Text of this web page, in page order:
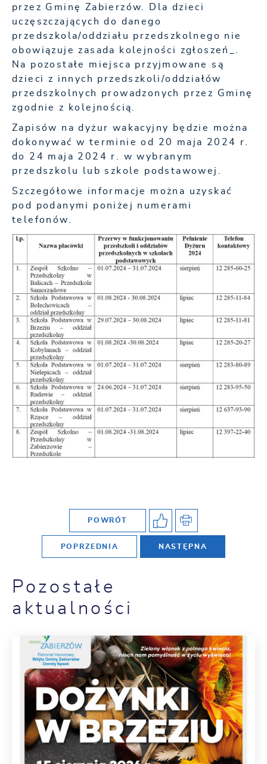
przez Gminę Zabierzów. Dla dzieci
uczęszczających do danego
przedszkola/oddziału przedszkolnego nie
obowiązuje zasada kolejności zgłoszeń_.
Na pozostałe miejsca przyjmowane są
dzieci z innych przedszkoli/oddziałów
przedszkolnych prowadzonych przez Gminę
zgodnie z kolejnością.
Zapisów na dyżur wakacyjny będzie można
dokonywać w terminie od 20 maja 2024 r.
do 24 maja 2024 r. w wybranym
przedszkolu lub szkole podstawowej.
Szczegółowe informacje można uzyskać
pod podanymi poniżej numerami
telefonów.
POWRÓT
POPRZEDNIA NASTĘPNA
Pozostałe
aktualności